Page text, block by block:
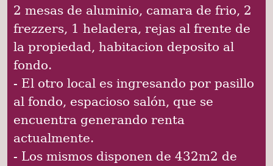
2 mesas de aluminio, camara de frio, 2
frezzers, 1 heladera, rejas al frente de
la propiedad, habitacion deposito al
fondo.
- El otro local es ingresando por pasillo
al fondo, espacioso salón, que se
encuentra generando renta
actualmente.
- Los mismos disponen de 432m2 de